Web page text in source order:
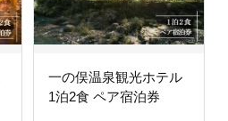
一の俣温泉観光ホテル
1泊2食 ペア宿泊券